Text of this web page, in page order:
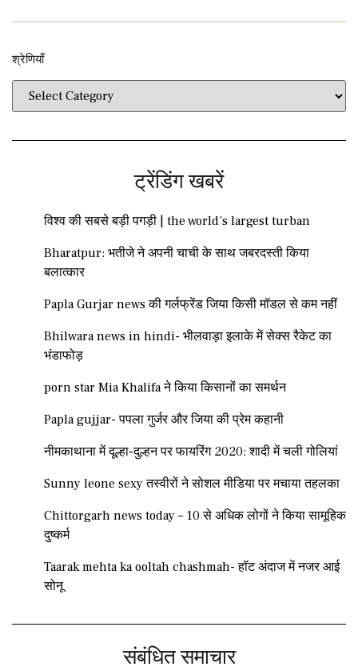
श्रेणियाँ​​
ट्रेंडिंग खबरें
विश्व की सबसे बड़ी पगड़ी | the world’s largest turban
Bharatpur: भतीजे ने अपनी चाची के साथ जबरदस्ती किया
बलात्कार
Papla Gurjar news की गर्लफ्रेंड जिया किसी मॉडल से कम नहीं
Bhilwara news in hindi- भीलवाड़ा इलाके में सेक्स रैकेट का
भंडाफोड़
porn star Mia Khalifa ने किया किसानों का समर्थन
Papla gujjar- पपला गुर्जर और जिया की प्रेम कहानी
नीमकाथाना में दूल्हा-दुल्हन पर फायरिंग 2020: शादी में चली गोलियां
Sunny leone sexy तस्वीरों ने सोशल मीडिया पर मचाया तहलका
Chittorgarh news today – 10 से अधिक लोगों ने किया सामूहिक
दुष्कर्म
Taarak mehta ka ooltah chashmah- हॉट अंदाज में नजर आई
सोनू
संबंधित समाचार